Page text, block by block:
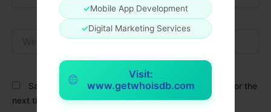
✓Mobile App Development
✓Digital Marketing Services
Visit:
www.getwhoisdb.com
Save my name, email, and website in this browser for the
next time I comment.